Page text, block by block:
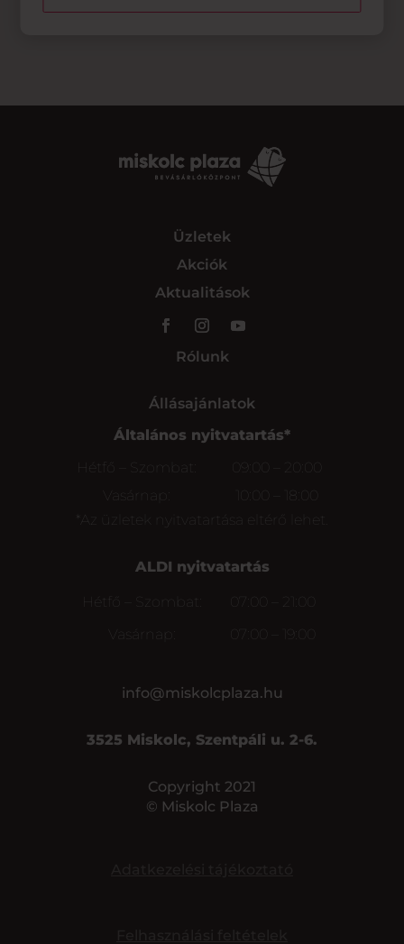
Üzletek
Akciók
Aktualitások
Rólunk
Állásajánlatok
Általános nyitvatartás*
Hétfő – Szombat:
09:00 – 20:00
Vasárnap:
*Az üzletek nyitvatartása eltérő lehet.
ALDI nyitvatartás
Hétfő – Szombat:
07:00 – 21:00
Vasárnap:
info@miskolcplaza.hu
3525 Miskolc, Szentpáli u. 2-6.
Copyright 2021
© Miskolc Plaza